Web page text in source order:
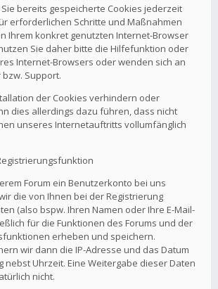
bereits gespeicherte Cookies jederzeit
erforderlichen Schritte und Maßnahmen
Ihrem konkret genutzten Internet-Browser
Sie daher bitte die Hilfefunktion oder
Internet-Browsers oder wenden sich an
Support.
der Cookies verhindern oder
dies allerdings dazu führen, dass nicht
unseres Internetauftritts vollumfänglich
Forum ein Benutzerkonto bei uns
die von Ihnen bei der Registrierung
(also bspw. Ihren Namen oder Ihre E-Mail-
für die Funktionen des Forums und der
erheben und speichern.
wir dann die IP-Adresse und das Datum
nebst Uhrzeit. Eine Weitergabe dieser Daten
nicht.